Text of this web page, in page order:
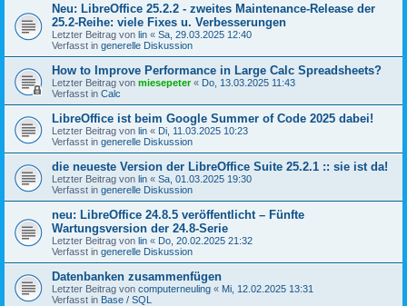
Neu: LibreOffice 25.2.2 - zweites Maintenance-Release der
25.2-Reihe: viele Fixes u. Verbesserungen
Letzter Beitrag von lin « Sa, 29.03.2025 12:40
Verfasst in generelle Diskussion
How to Improve Performance in Large Calc Spreadsheets?
Letzter Beitrag von miesepeter« Do, 13.03.2025 11:43
Verfasst in Calc
LibreOffice ist beim Google Summer of Code 2025 dabei!
Letzter Beitrag von lin « Di, 11.03.2025 10:23
Verfasst in generelle Diskussion
die neueste Version der LibreOffice Suite 25.2.1 :: sie ist da!
Letzter Beitrag von lin « Sa, 01.03.2025 19:30
Verfasst in generelle Diskussion
neu: LibreOffice 24.8.5 veröffentlicht – Fünfte
Wartungsversion der 24.8-Serie
Letzter Beitrag von lin « Do, 20.02.2025 21:32
Verfasst in generelle Diskussion
Datenbanken zusammenfügen
Letzter Beitrag von computerneuling « Mi, 12.02.2025 13:31
Verfasst in Base / SQL